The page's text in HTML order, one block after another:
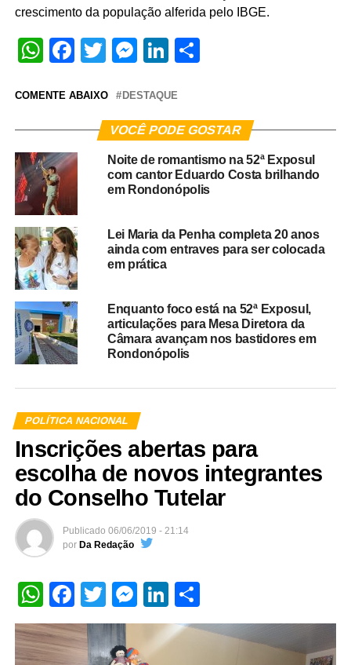
crescimento da população alferida pelo IBGE.
WhatsApp
Facebook
TwitterMessenger
LinkedIn
COMENTE ABAIXO DESTAQUE
VOCÊ PODE GOSTAR
Noite de romantismo na 52ª Exposul
com cantor Eduardo Costa brilhando
em Rondonópolis
Lei Maria da Penha completa 20 anos
ainda com entraves para ser colocada
em prática
Enquanto foco está na 52ª Exposul,
articulações para Mesa Diretora da
Câmara avançam nos bastidores em
Rondonópolis
POLÍTICA NACIONAL
Inscrições abertas para
escolha de novos integrantes
do Conselho Tutelar
Publicado 06/06/2019 - 21:14
por Da Redação
WhatsApp
Facebook
TwitterMessenger
LinkedIn